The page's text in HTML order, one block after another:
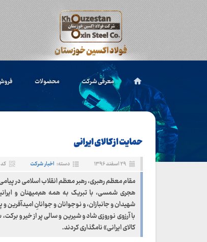
معرفی شرکت محصولات
حمایت از کالای ایرانی
۲۹ اسفند ۱۳۹۶ دسته: اخبار شرکت کد
هجری شمسی، با تبریک به همه هم‌میهنان و
شهیدان و جانبازان، و نوجوانان و جوانانِ
با آرزوی نوروزی شاد و شیرین و سالی پر از خیر و
کالای ایرانی» نامگذاری کردند.